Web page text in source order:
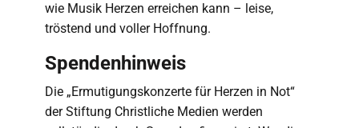
wie Musik Herzen erreichen kann – leise,
tröstend und voller Hoffnung.
Spendenhinweis
Die „Ermutigungskonzerte für Herzen in Not“
der Stiftung Christliche Medien werden